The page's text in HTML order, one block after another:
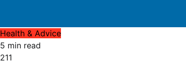
Health & Advice
5 min read
211